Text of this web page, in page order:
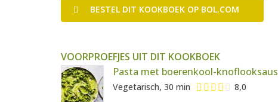
BESTEL DIT KOOKBOEK OP BOL.COM
VOORPROEFJES UIT DIT KOOKBOEK
Pasta met boerenkool-knoflooksaus
Vegetarisch, 30 min 8,0